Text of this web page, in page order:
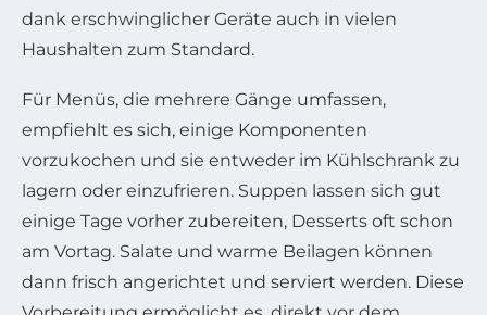
dank erschwinglicher Geräte auch in vielen
Haushalten zum Standard.
Für Menüs, die mehrere Gänge umfassen,
empfiehlt es sich, einige Komponenten
vorzukochen und sie entweder im Kühlschrank zu
lagern oder einzufrieren. Suppen lassen sich gut
einige Tage vorher zubereiten, Desserts oft schon
am Vortag. Salate und warme Beilagen können
dann frisch angerichtet und serviert werden. Diese